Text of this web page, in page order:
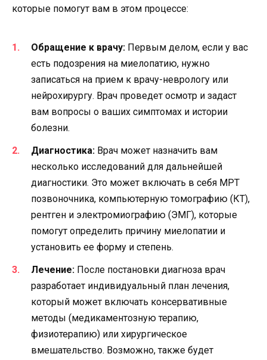
которые помогут вам в этом процессе:
Обращение к врачу: Первым делом, если у вас
есть подозрения на миелопатию, нужно
записаться на прием к врачу-неврологу или
нейрохирургу. Врач проведет осмотр и задаст
вам вопросы о ваших симптомах и истории
болезни.
Диагностика: Врач может назначить вам
несколько исследований для дальнейшей
диагностики. Это может включать в себя МРТ
позвоночника, компьютерную томографию (КТ),
рентген и электромиографию (ЭМГ), которые
помогут определить причину миелопатии и
установить ее форму и степень.
Лечение: После постановки диагноза врач
разработает индивидуальный план лечения,
который может включать консервативные
методы (медикаментозную терапию,
физиотерапию) или хирургическое
вмешательство. Возможно, также будет